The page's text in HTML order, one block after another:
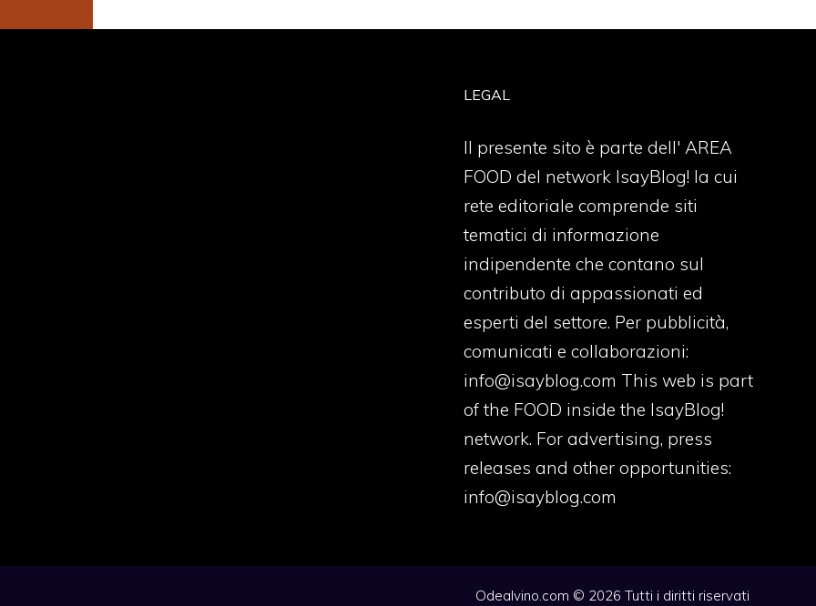
LEGAL
Il presente sito è parte dell' AREA
FOOD del network IsayBlog! la cui
rete editoriale comprende siti
tematici di informazione
indipendente che contano sul
contributo di appassionati ed
esperti del settore. Per pubblicità,
comunicati e collaborazioni:
info@isayblog.com This web is part
of the FOOD inside the IsayBlog!
network. For advertising, press
releases and other opportunities:
info@isayblog.com
Odealvino.com © 2026 Tutti i diritti riservati